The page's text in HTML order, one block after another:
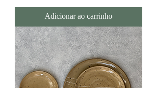
Adicionar ao carrinho